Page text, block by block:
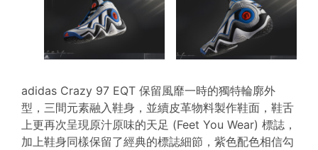
adidas Crazy 97 EQT 保留風靡一時的獨特輪廓外
型，三間元素融入鞋身，並續皮革物料製作鞋面，鞋舌
上更再次呈現原汁原味的天足 (Feet You Wear) 標誌，
加上鞋身同樣保留了經典的標誌細節，紫色配色相信勾